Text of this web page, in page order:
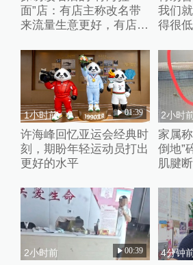
面”店：有店主称改名带
来流量生意更好，有店家
素并存
我们
得很
1小时前 01:39
许海峰回忆亚运会经典时
刻，期盼年轻运动员打出
更好的水平
2小时
家属
倒地”
肌腱
倒
2小时前 00:39 4分钟